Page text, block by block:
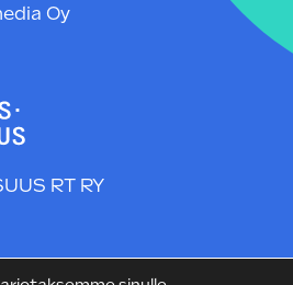
Oy
RT RY